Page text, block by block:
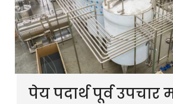
पेय पदार्थ पूर्व उपचार